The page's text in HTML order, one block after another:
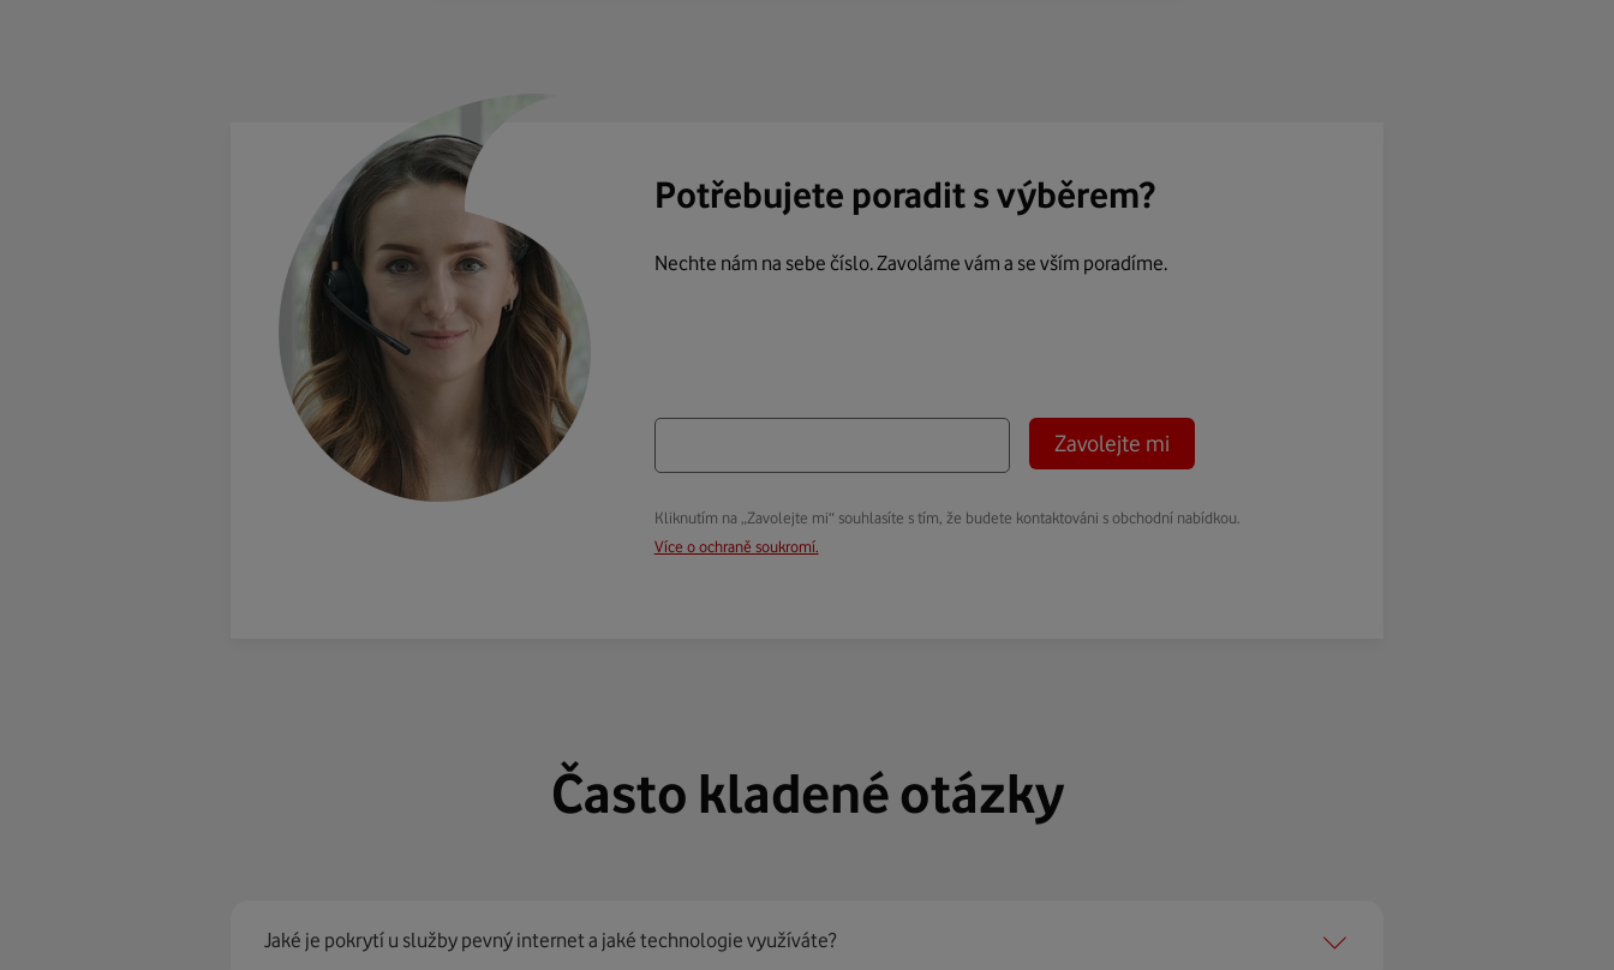
Potřebujete poradit s výběrem?
Nechte nám na sebe číslo. Zavoláme vám a se vším poradíme.
Zavolejte mi
Kliknutím na „Zavolejte mi“ souhlasíte s tím, že budete kontaktováni s obchodní nabídkou.
Více o ochraně soukromí.
Často kladené otázky
Jaké je pokrytí u služby pevný internet a jaké technologie využíváte?